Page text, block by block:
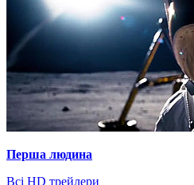
Перша людина
Всі HD трейлери